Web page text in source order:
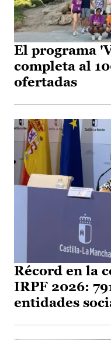
El programa
completa al
ofertadas
Récord en la
IRPF 2026:
entidades